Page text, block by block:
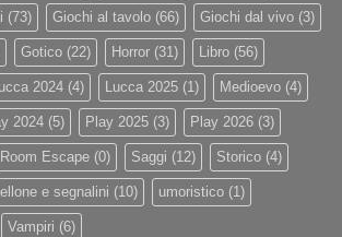
(73) Giochi al tavolo (66) Giochi dal vivo (3)
Gotico (22) Horror (31) Libro (56)
2024 (4) Lucca 2025 (1) Medioevo (4)
2024 (5) Play 2025 (3) Play 2026 (3)
Room Escape (0) Saggi (12) Storico (4)
e segnalini (10) umoristico (1)
Vampiri (6)